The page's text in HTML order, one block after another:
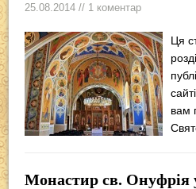
25.08.2014 // 1 коментар
Ця
вам
Монастир св. Онуфрія